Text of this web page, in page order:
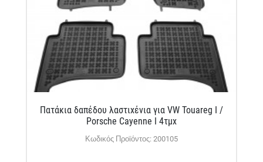
Πατάκια δαπέδου λαστιχένια για VW Touareg I /
Porsche Cayenne I 4τμχ
Κωδικός Προϊόντος: 200105